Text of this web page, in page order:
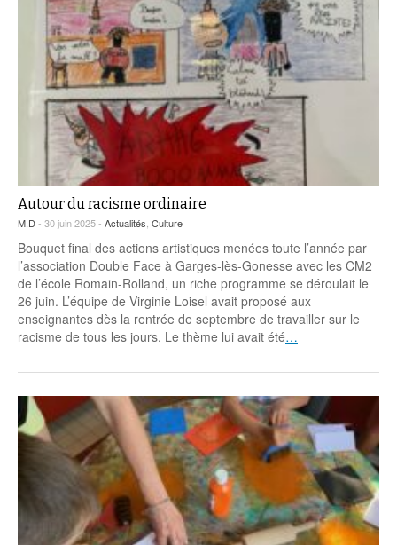
Autour du racisme ordinaire
M.D- 30 juin 2025 - Actualités, Culture
Bouquet final des actions artistiques menées toute l’année par
l’association Double Face à Garges-lès-Gonesse avec les CM2
de l’école Romain-Rolland, un riche programme se déroulait le
26 juin. L’équipe de Virginie Loisel avait proposé aux
enseignantes dès la rentrée de septembre de travailler sur le
racisme de tous les jours. Le thème lui avait été…